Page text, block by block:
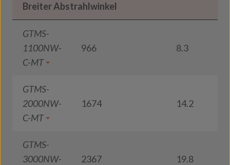
Breiter Abstrahlwinkel
GTMS-
1100NW-
C-MT
966 8.3
GTMS-
2000NW-
C-MT
1674 14.2
GTMS-
3000NW-
2367 19.8